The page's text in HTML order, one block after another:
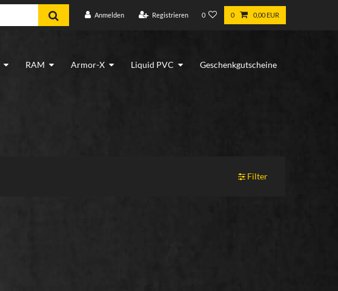
Anmelden Registrieren 0 0 0,00 EUR
RAM Armor-X Liquid PVC Geschenkgutscheine
Filter